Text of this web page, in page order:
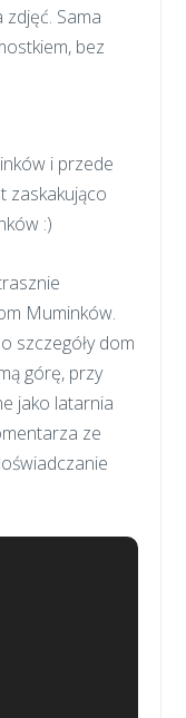
Sama
bez
i przede
zaskakująco
:)
Muminków.
szczegóły dom
górę, przy
jako latarnia
ze